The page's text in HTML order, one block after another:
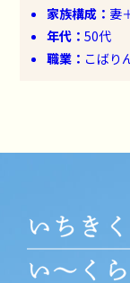
家族構成： 妻
年代：50代
職業： こばり